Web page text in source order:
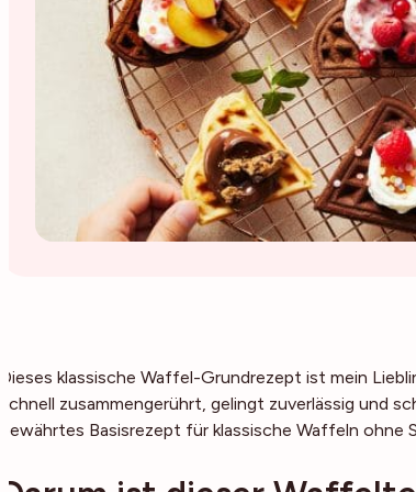
Dieses klassische Waffel-Grundrezept ist mein
schnell zusammengerührt, gelingt zuverlässig und
bewährtes Basisrezept für klassische Waffeln